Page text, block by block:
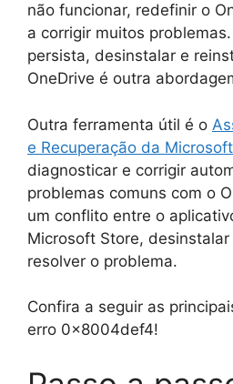
não funcionar, redefinir o
a corrigir muitos
persista, desinstalar e
OneDrive é outra
Outra ferramenta útil é o
e Recuperação da Microsoft
diagnosticar e corrigir
problemas comuns com o
um conflito entre o
Microsoft Store,
resolver o problema.
Confira a seguir as
erro 0x8004def4!